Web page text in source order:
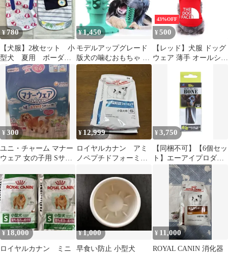
¥780
【犬服】2枚セット 小
型犬 夏用 ボーダ
ー・魚柄
¥1,450
モデルアップグレード
版犬の噛むおもちゃ 犬
用おもちゃ 噛むおもち
ゃ 知育玩具
43%OFF
¥ 500
【レッド】犬服 ドッグ
ウェア 薄手 オールシー
着せやすい ペット フー
ドなし お出かけ お散歩
おしゃれ 春 夏 秋 冬 可
愛い 愛犬 小型犬 中型
¥300
ユニ・チャーム マナー
ウェア 女の子用 Sサイ
¥ 12,999
ロイヤルカナン アミ
ノペプチドフォーミュ
¥3,750
【同梱不可】【6個セッ
ト】エーアイプロダク
ツ GUZZY ガジィーボ
ーン フラット S 小型犬
犬用おもちゃ トレーニ
¥ 18,000
ロイヤルカナン ミニ
¥1,000
早食い防止 小型犬
¥ 11,000
ROYAL CANIN 消化器